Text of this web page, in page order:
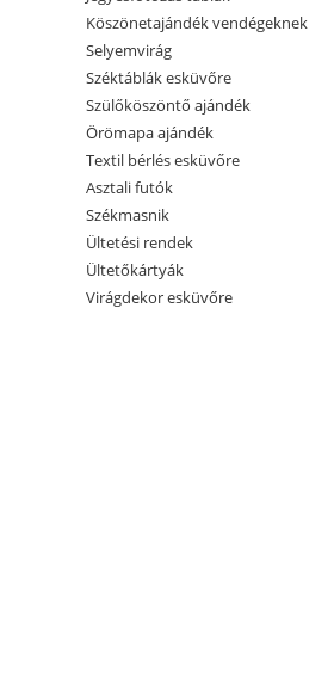
Köszönetajándék vendégeknek
Selyemvirág
Széktáblák esküvőre
Szülőköszöntő ajándék
Örömapa ajándék
Textil bérlés esküvőre
Asztali futók
Székmasnik
Ültetési rendek
Ültetőkártyák
Virágdekor esküvőre